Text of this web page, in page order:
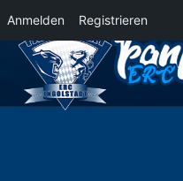
Anmelden Registrieren
NewsDer Panther Express 2026/